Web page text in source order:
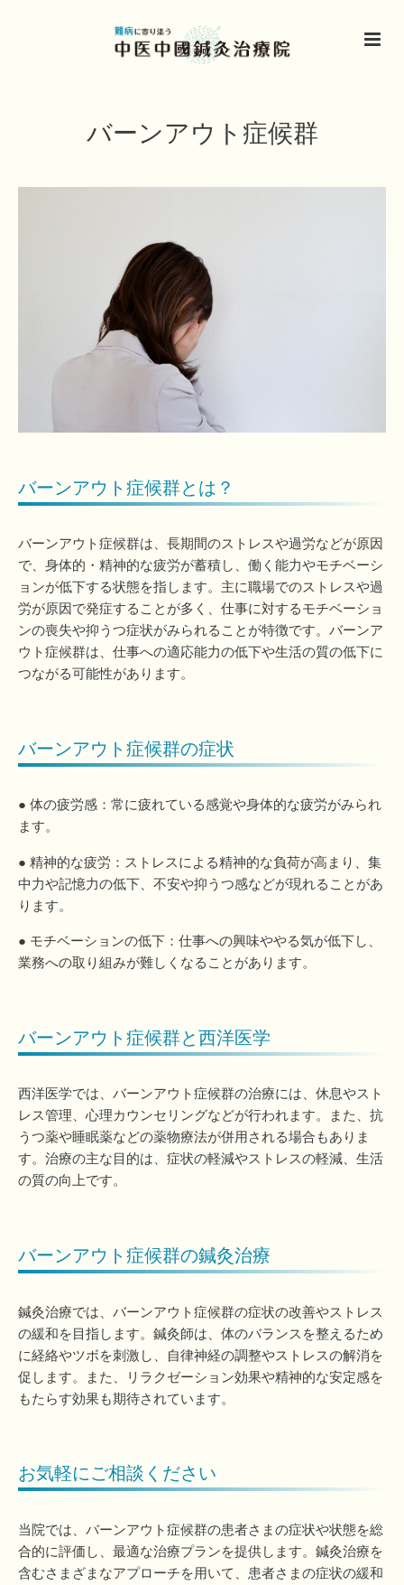
バーンアウト症候群
バーンアウト症候群とは？
バーンアウト症候群は、長期間のストレスや過労などが原因
で、身体的・精神的な疲労が蓄積し、働く能力やモチベーシ
ョンが低下する状態を指します。主に職場でのストレスや過
労が原因で発症することが多く、仕事に対するモチベーショ
ンの喪失や抑うつ症状がみられることが特徴です。バーンア
ウト症候群は、仕事への適応能力の低下や生活の質の低下に
つながる可能性があります。
バーンアウト症候群の症状
● 体の疲労感：常に疲れている感覚や身体的な疲労がみられ
ます。
● 精神的な疲労：ストレスによる精神的な負荷が高まり、集
中力や記憶力の低下、不安や抑うつ感などが現れることがあ
ります。
● モチベーションの低下：仕事への興味ややる気が低下し、
業務への取り組みが難しくなることがあります。
バーンアウト症候群と西洋医学
西洋医学では、バーンアウト症候群の治療には、休息やスト
レス管理、心理カウンセリングなどが行われます。また、抗
うつ薬や睡眠薬などの薬物療法が併用される場合もありま
す。治療の主な目的は、症状の軽減やストレスの軽減、生活
の質の向上です。
バーンアウト症候群の鍼灸治療
鍼灸治療では、バーンアウト症候群の症状の改善やストレス
の緩和を目指します。鍼灸師は、体のバランスを整えるため
に経絡やツボを刺激し、自律神経の調整やストレスの解消を
促します。また、リラクゼーション効果や精神的な安定感を
もたらす効果も期待されています。
お気軽にご相談ください
当院では、バーンアウト症候群の患者さまの症状や状態を総
合的に評価し、最適な治療プランを提供します。鍼灸治療を
含むさまざまなアプローチを用いて、患者さまの症状の緩和